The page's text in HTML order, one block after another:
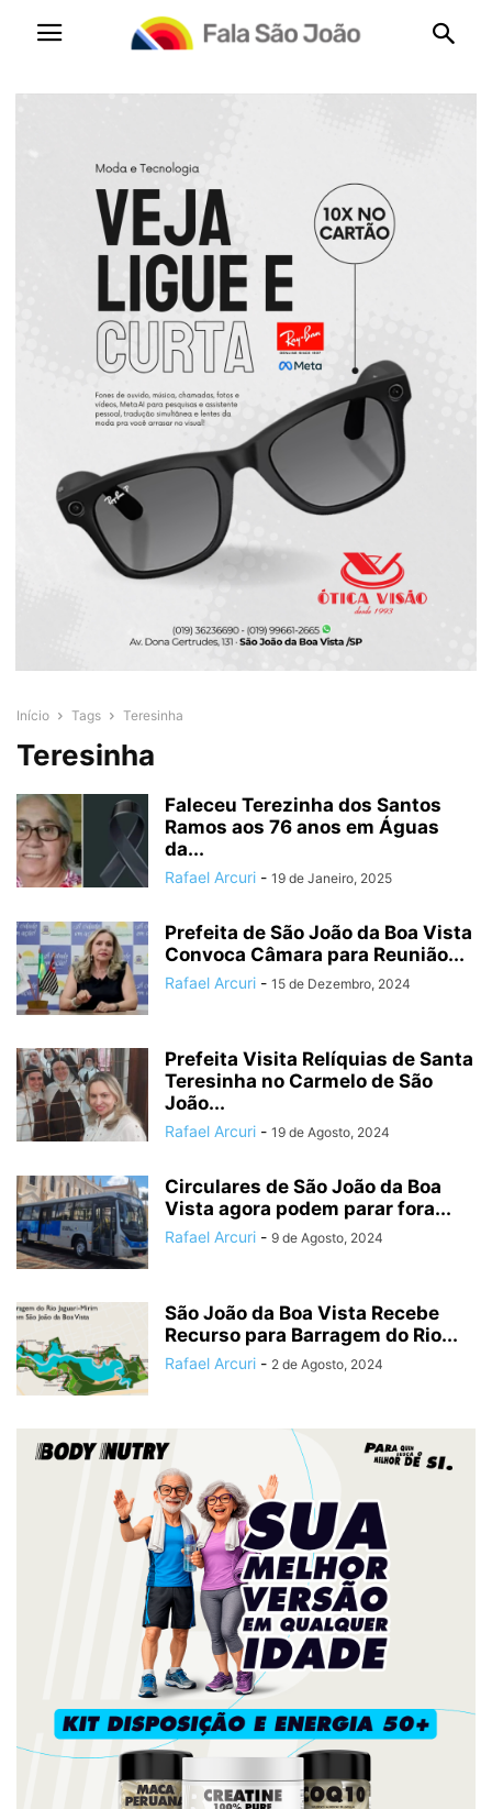
Início Tags Teresinha
Teresinha
Faleceu Terezinha dos Santos
Ramos aos 76 anos em Águas
da...
Rafael Arcuri - 19 de Janeiro, 2025
Prefeita de São João da Boa Vista
Convoca Câmara para Reunião...
Rafael Arcuri - 15 de Dezembro, 2024
Prefeita Visita Relíquias de Santa
Teresinha no Carmelo de São
João...
Rafael Arcuri - 19 de Agosto, 2024
Circulares de São João da Boa
Vista agora podem parar fora...
Rafael Arcuri - 9 de Agosto, 2024
São João da Boa Vista Recebe
Recurso para Barragem do Rio...
Rafael Arcuri - 2 de Agosto, 2024